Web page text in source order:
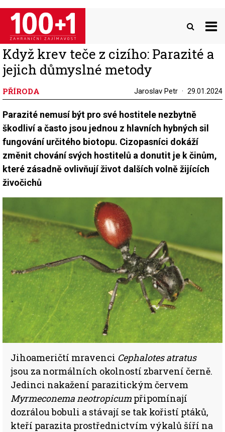
Přejít
hlavnímu
obsahu
Když krev teče z cizího: Parazité a
jejich důmyslné metody
PŘÍRODA Jaroslav Petr 29.01.2024
Parazité nemusí být pro své hostitele nezbytně
škodliví a často jsou jednou z hlavních hybných sil
fungování určitého biotopu. Cizopasníci dokáží
změnit chování svých hostitelů a donutit je k činům,
které zásadně ovlivňují život dalších volně žijících
živočichů
Jihoameričtí mravenci Cephalotes atratus
jsou za normálních okolností zbarvení černě.
Jedinci nakažení parazitickým červem
Myrmeconema neotropicum připomínají
dozrálou bobuli a stávají se tak kořistí ptáků,
kteří parazita prostřednictvím výkalů šíří na